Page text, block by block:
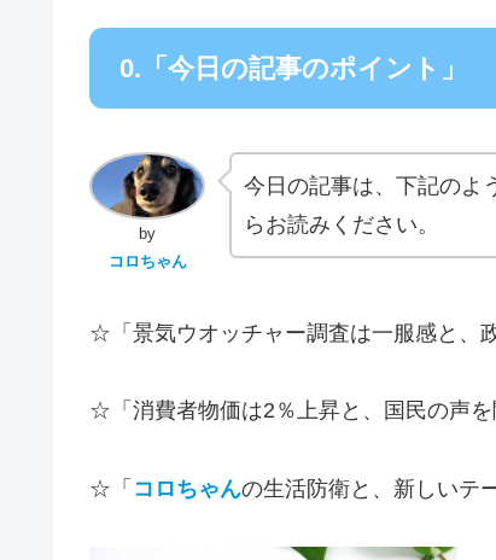
0.「今日の記事のポイント」
by
コロちゃん
今日の記事は、下記のよ
らお読みください。
☆「景気ウオッチャー調査は一服感と、
☆「消費者物価は2％上昇と、国民の声を
☆「 コロちゃんの生活防衛と、新しいテ